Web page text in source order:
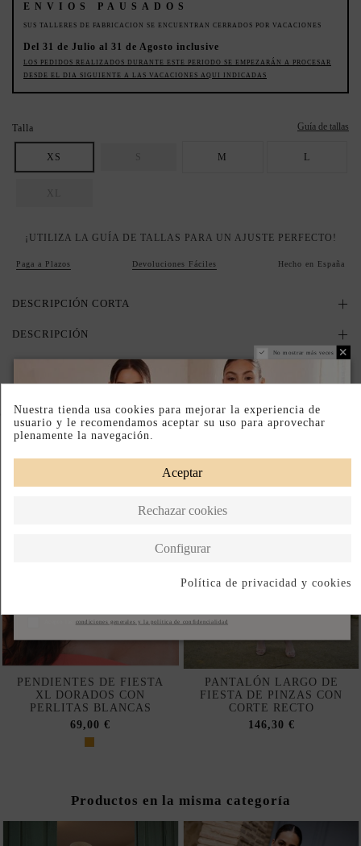
ENVIOS PAUSADOS
SUS TALLERES DE FABRICACION SE ENCUENTRAN CERRADOS POR VACACIONES
Del 31 de Julio al 31 de Agosto inclusive
LOS PEDIDOS REALIZADOS DURANTE ESTE PERIODO SE EMPEZARÁN A PROCESAR
DESDE EL DIA SIGUIENTE A LAS VACACIONES AQUI INDICADAS
Talla Guía de tallas
XS M L
¡UTILIZA LA GUÍA DE TALLAS PARA UN AJUSTE PERFECTO!
Paga a Plazos Devoluciones Fáciles Hecho en España
DESCRIPCIÓN CORTA
DESCRIPCIÓN
Completa tu look
PENDIENTES DE FIESTA
XL DORADOS CON
PERLITAS BLANCAS
69,00 €
PANTALÓN LARGO DE
FIESTA DE PINZAS CON
CORTE RECTO
146,30 €
Productos en la misma categoría
No mostrar más veces
condiciones generales y la política de confidencialidad
Nuestra tienda usa cookies para mejorar la experiencia de
usuario y le recomendamos aceptar su uso para aprovechar
plenamente la navegación.
Aceptar
Rechazar cookies
Configurar
Política de privacidad y cookies